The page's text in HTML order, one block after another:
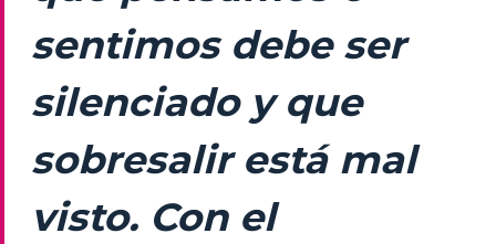
sentimos debe ser
silenciado y que
sobresalir está mal
visto. Con el